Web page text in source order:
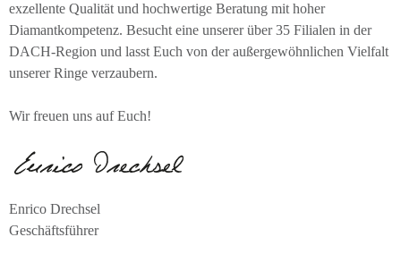
exzellente Qualität und hochwertige Beratung mit hoher
Diamantkompetenz. Besucht eine unserer über 35 Filialen in der
DACH-Region und lasst Euch von der außergewöhnlichen Vielfalt
unserer Ringe verzaubern.
Wir freuen uns auf Euch!
Enrico Drechsel
Geschäftsführer